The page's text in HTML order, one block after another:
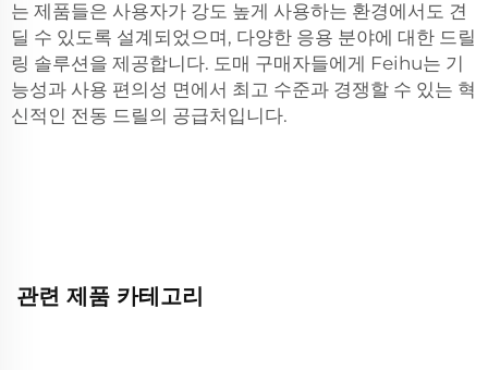
는 제품들은 사용자가 강도 높게 사용하는 환경에서도 견
딜 수 있도록 설계되었으며, 다양한 응용 분야에 대한 드릴
링 솔루션을 제공합니다. 도매 구매자들에게 Feihu는 기
능성과 사용 편의성 면에서 최고 수준과 경쟁할 수 있는 혁
신적인 전동 드릴의 공급처입니다.
관련 제품 카테고리